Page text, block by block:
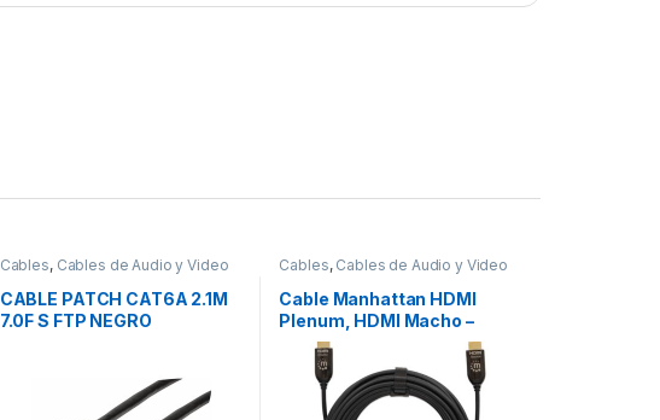
Cables, Cables de Audio y Video
CABLE PATCH CAT6A 2.1M
7.0F S FTP NEGRO
Cables, Cables de Audio y Video
Cable Manhattan HDMI
Plenum, HDMI Macho –
HDMI Macho, 30 Metros,
Negro 30.0M